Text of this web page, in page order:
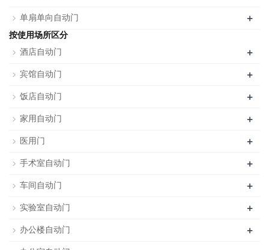
单扇单向自动门 +
按使用场所区分
酒店自动门
+
宾馆自动门 +
饭店自动门 +
家用自动门 +
医用门 +
手术室自动门 +
车间自动门 +
实验室自动门 +
办公楼自动门 +